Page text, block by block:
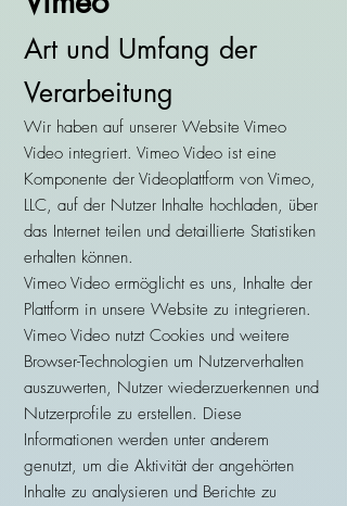
Art und Umfang der
Verarbeitung
Wir haben auf unserer Website Vimeo
Video integriert. Vimeo Video ist eine
Komponente der Videoplattform von Vimeo,
LLC, auf der Nutzer Inhalte hochladen, über
das Internet teilen und detaillierte Statistiken
erhalten können.
Vimeo Video ermöglicht es uns, Inhalte der
Plattform in unsere Website zu integrieren.
Vimeo Video nutzt Cookies und weitere
Browser-Technologien um Nutzerverhalten
auszuwerten, Nutzer wiederzuerkennen und
Nutzerprofile zu erstellen. Diese
Informationen werden unter anderem
genutzt, um die Aktivität der angehörten
Inhalte zu analysieren und Berichte zu